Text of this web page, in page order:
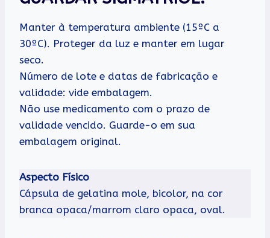
Manter à temperatura ambiente (15ºC a
30ºC). Proteger da luz e manter em lugar
seco.
Número de lote e datas de fabricação e
validade: vide embalagem.
Não use medicamento com o prazo de
validade vencido. Guarde-o em sua
embalagem original.
Aspecto Físico
Cápsula de gelatina mole, bicolor, na cor
branca opaca/marrom claro opaca, oval.